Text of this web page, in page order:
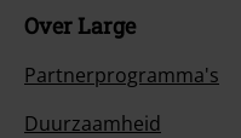
Over Large
Partnerprogramma's
Duurzaamheid